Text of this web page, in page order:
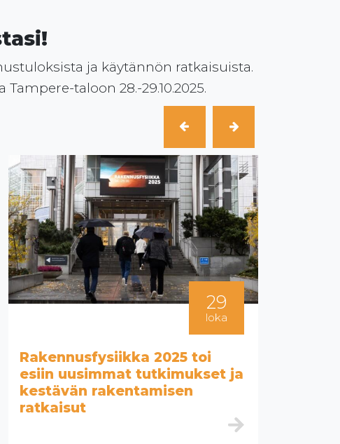
ja käytännön ratkaisuista.
taloon 28.-29.10.2025.
29
loka
Rakennusfysiikka 2025 toi
esiin uusimmat tutkimukset ja
kestävän rakentamisen
ratkaisut